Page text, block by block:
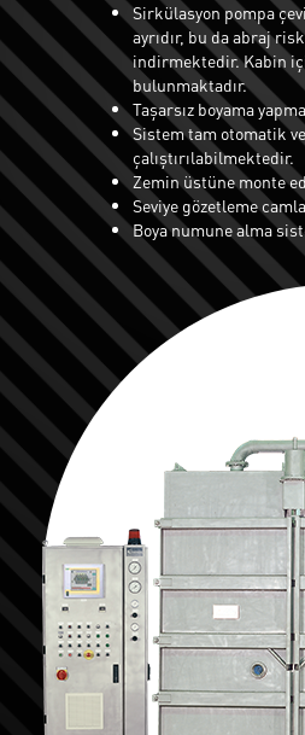
Sirkülasyon pompa
ayrıdır, bu da abraj
indirmektedir. Kabin
bulunmaktadır.
Taşarsız boyama
Sistem tam otomatik
çalıştırılabilmektedir.
Zemin üstüne monte
Seviye gözetleme
Boya numune alma